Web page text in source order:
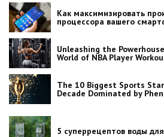
Как максимизировать
процессора вашего
Unleashing the
World of NBA Player
The 10 Biggest Sports
Decade Dominated by
5 суперрецептов воды